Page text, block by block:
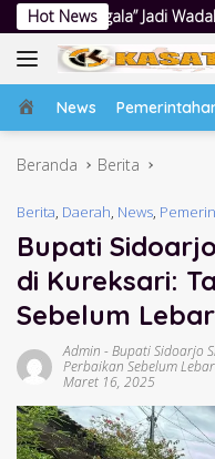
Langsung
ke
konten
Hot News
Tanam Nilai Luhur
Home
News
Beranda Berita
Berita, Daerah, News,
Bupati
di Kureksari:
Sebelum
Admin -Bupati Sidoarjo
Perbaikan Sebelum
Maret 16, 2025